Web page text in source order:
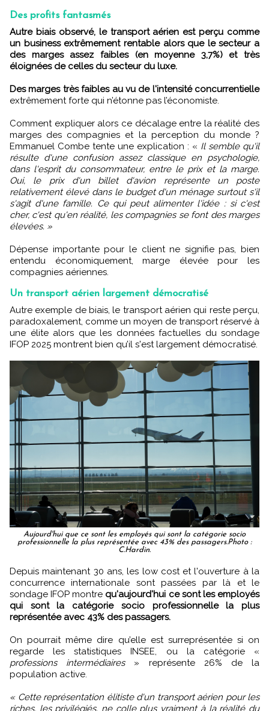
Des profits fantasmés
Autre biais observé, le transport aérien est perçu comme
un business extrêmement rentable alors que le secteur a
des marges assez faibles (en moyenne 3,7%) et très
éloignées de celles du secteur du luxe.
Des marges très faibles au vu de l'intensité concurrentielle
extrêmement forte qui n’étonne pas l’économiste.
Comment expliquer alors ce décalage entre la réalité des
marges des compagnies et la perception du monde ?
Emmanuel Combe tente une explication : « Il semble qu'il
résulte d'une confusion assez classique en psychologie,
dans l'esprit du consommateur, entre le prix et la marge.
Oui, le prix d'un billet d'avion représente un poste
relativement élevé dans le budget d'un ménage surtout s'il
s'agit d'une famille. Ce qui peut alimenter l'idée : si c'est
cher, c'est qu'en réalité, les compagnies se font des marges
élevées. »
Dépense importante pour le client ne signifie pas, bien
entendu économiquement, marge élevée pour les
compagnies aériennes.
Un transport aérien largement démocratisé
Autre exemple de biais, le transport aérien qui reste perçu,
paradoxalement, comme un moyen de transport réservé à
une élite alors que les données factuelles du sondage
IFOP 2025 montrent bien qu’il s'est largement démocratisé.
Aujourd'hui que ce sont les employés qui sont la catégorie socio
professionnelle la plus représentée avec 43% des passagers.Photo :
C.Hardin.
Depuis maintenant 30 ans, les low cost et l'ouverture à la
concurrence internationale sont passées par là et le
sondage IFOP montre qu'aujourd'hui ce sont les employés
qui sont la catégorie socio professionnelle la plus
représentée avec 43% des passagers.
On pourrait même dire qu’elle est surreprésentée si on
regarde les statistiques INSEE, ou la catégorie «
professions intermédiaires» représente 26% de la
population active.
« Cette représentation élitiste d'un transport aérien pour les
riches, les privilégiés, ne colle plus vraiment à la réalité du